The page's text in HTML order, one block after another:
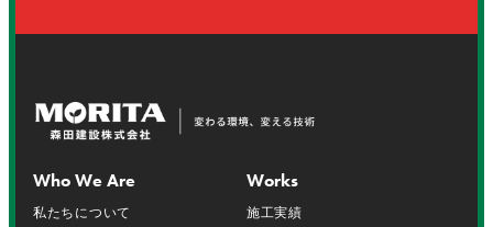
Who We Are
私たちについて
Works
施工実績